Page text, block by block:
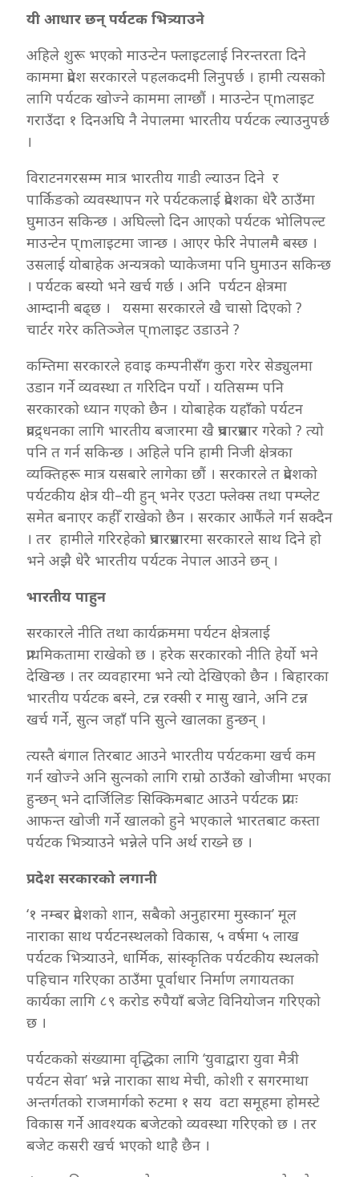
यी आधार छन् पर्यटक भित्र्याउने
अहिले शुरू भएको माउन्टेन फ्लाइटलाई निरन्तरता दिने
काममा प्रदेश सरकारले पहलकदमी लिनुपर्छ । हामी त्यसको
लागि पर्यटक खोज्ने काममा लाग्छौं । माउन्टेन प्mलाइट
गराउँदा १ दिनअघि नै नेपालमा भारतीय पर्यटक ल्याउनुपर्छ
।
विराटनगरसम्म मात्र भारतीय गाडी ल्याउन दिने र
पार्किङको व्यवस्थापन गरे पर्यटकलाई प्रदेशका धेरै ठाउँमा
घुमाउन सकिन्छ । अघिल्लो दिन आएको पर्यटक भोलिपल्ट
माउन्टेन प्mलाइटमा जान्छ । आएर फेरि नेपालमै बस्छ ।
उसलाई योबाहेक अन्यत्रको प्याकेजमा पनि घुमाउन सकिन्छ
। पर्यटक बस्यो भने खर्च गर्छ । अनि पर्यटन क्षेत्रमा
आम्दानी बढ्छ । यसमा सरकारले खै चासो दिएको ?
चार्टर गरेर कतिञ्जेल प्mलाइट उडाउने ?
कम्तिमा सरकारले हवाइ कम्पनीसँग कुरा गरेर सेड्युलमा
उडान गर्ने व्यवस्था त गरिदिन पर्यो । यतिसम्म पनि
सरकारको ध्यान गएको छैन । योबाहेक यहाँको पर्यटन
प्रवद्र्धनका लागि भारतीय बजारमा खै प्रचारप्रसार गरेको ? त्यो
पनि त गर्न सकिन्छ । अहिले पनि हामी निजी क्षेत्रका
व्यक्तिहरू मात्र यसबारे लागेका छौं । सरकारले त प्रदेशको
पर्यटकीय क्षेत्र यी–यी हुन् भनेर एउटा फ्लेक्स तथा पम्प्लेट
समेत बनाएर कहीँ राखेको छैन । सरकार आफैंले गर्न सक्दैन
। तर हामीले गरिरहेको प्रचारप्रसारमा सरकारले साथ दिने हो
भने अझै धेरै भारतीय पर्यटक नेपाल आउने छन् ।
भारतीय पाहुन
सरकारले नीति तथा कार्यक्रममा पर्यटन क्षेत्रलाई
प्राथमिकतामा राखेको छ । हरेक सरकारको नीति हेर्यो भने
देखिन्छ । तर व्यवहारमा भने त्यो देखिएको छैन । बिहारका
भारतीय पर्यटक बस्ने, टन्न रक्सी र मासु खाने, अनि टन्न
खर्च गर्ने, सुत्न जहाँ पनि सुत्ने खालका हुन्छन् ।
त्यस्तै बंगाल तिरबाट आउने भारतीय पर्यटकमा खर्च कम
गर्न खोज्ने अनि सुत्नको लागि राम्रो ठाउँको खोजीमा भएका
हुन्छन् भने दार्जिलिङ सिक्किमबाट आउने पर्यटक प्रायः
आफन्त खोजी गर्ने खालको हुने भएकाले भारतबाट कस्ता
पर्यटक भित्र्याउने भन्नेले पनि अर्थ राख्ने छ ।
प्रदेश सरकारको लगानी
‘१ नम्बर प्रदेशको शान, सबैको अनुहारमा मुस्कान’ मूल
नाराका साथ पर्यटनस्थलको विकास, ५ वर्षमा ५ लाख
पर्यटक भित्र्याउने, धार्मिक, सांस्कृतिक पर्यटकीय स्थलको
पहिचान गरिएका ठाउँमा पूर्वाधार निर्माण लगायतका
कार्यका लागि ८९ करोड रुपैयाँ बजेट विनियोजन गरिएको
छ ।
पर्यटकको संख्यामा वृद्धिका लागि ‘युवाद्वारा युवा मैत्री
पर्यटन सेवा’ भन्ने नाराका साथ मेची, कोशी र सगरमाथा
अन्तर्गतको राजमार्गको रुटमा १ सय वटा समूहमा होमस्टे
विकास गर्ने आवश्यक बजेटको व्यवस्था गरिएको छ । तर
बजेट कसरी खर्च भएको थाहै छैन ।